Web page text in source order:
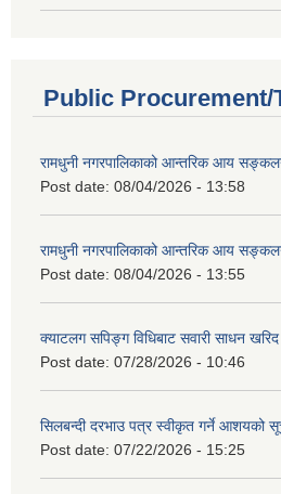
Public Procurement/
रामधुनी नगरपालिकाको आन्तरिक आय
Post date: 08/04/2026 - 13:58
रामधुनी नगरपालिकाको आन्तरिक आय
Post date: 08/04/2026 - 13:55
क्याटलग सपिङ्ग विधिबाट सवारी साधन
Post date: 07/28/2026 - 10:46
सिलबन्दी दरभाउ पत्र स्वीकृत गर्ने आशयको
Post date: 07/22/2026 - 15:25